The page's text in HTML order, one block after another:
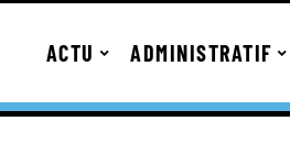
ACTU ADMINISTRATIF